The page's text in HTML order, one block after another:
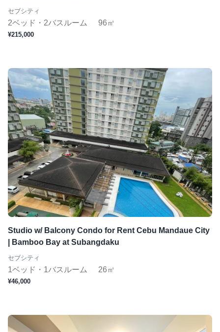
セブシティ
2ベッド・2バスルーム 96㎡
¥215,000
Studio w/ Balcony Condo for Rent Cebu Mandaue City
| Bamboo Bay at Subangdaku
セブシティ
1ベッド・1バスルーム 26㎡
¥46,000